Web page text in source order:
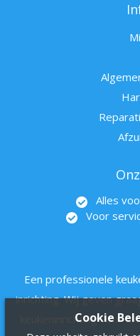
Alles
Voor
Een professionele
inrichting. Wij geven
keukeninrichting voor
Cookie